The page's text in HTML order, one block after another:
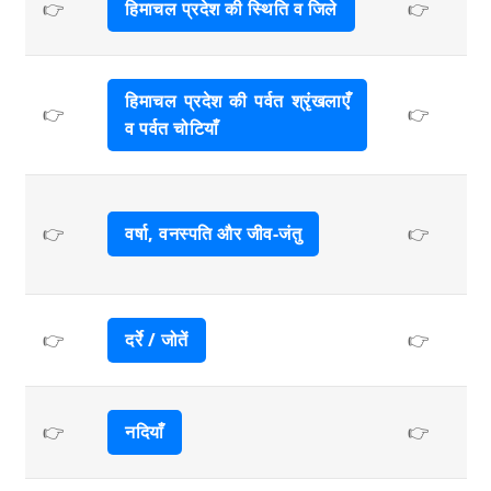
👉 हिमाचल प्रदेश की स्थिति व जिले 👉
👉
हिमाचल प्रदेश की पर्वत श्रृंखलाएँ
व पर्वत चोटियाँ
👉
👉 वर्षा, वनस्पति और जीव-जंतु 👉
👉 दर्रे / जोतें 👉
👉 नदियाँ 👉